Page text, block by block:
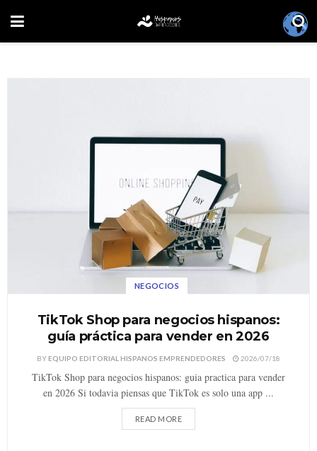
NEGOCIOS
TikTok Shop para negocios hispanos:
guía práctica para vender en 2026
BY EQUIPO EDITORIAL HISPANOS EMPRENDEDORES 2026/07/18
TikTok Shop para negocios hispanos: guia practica para vender
en 2026 Si todavia piensas que TikTok es solo una app ...
READ MORE